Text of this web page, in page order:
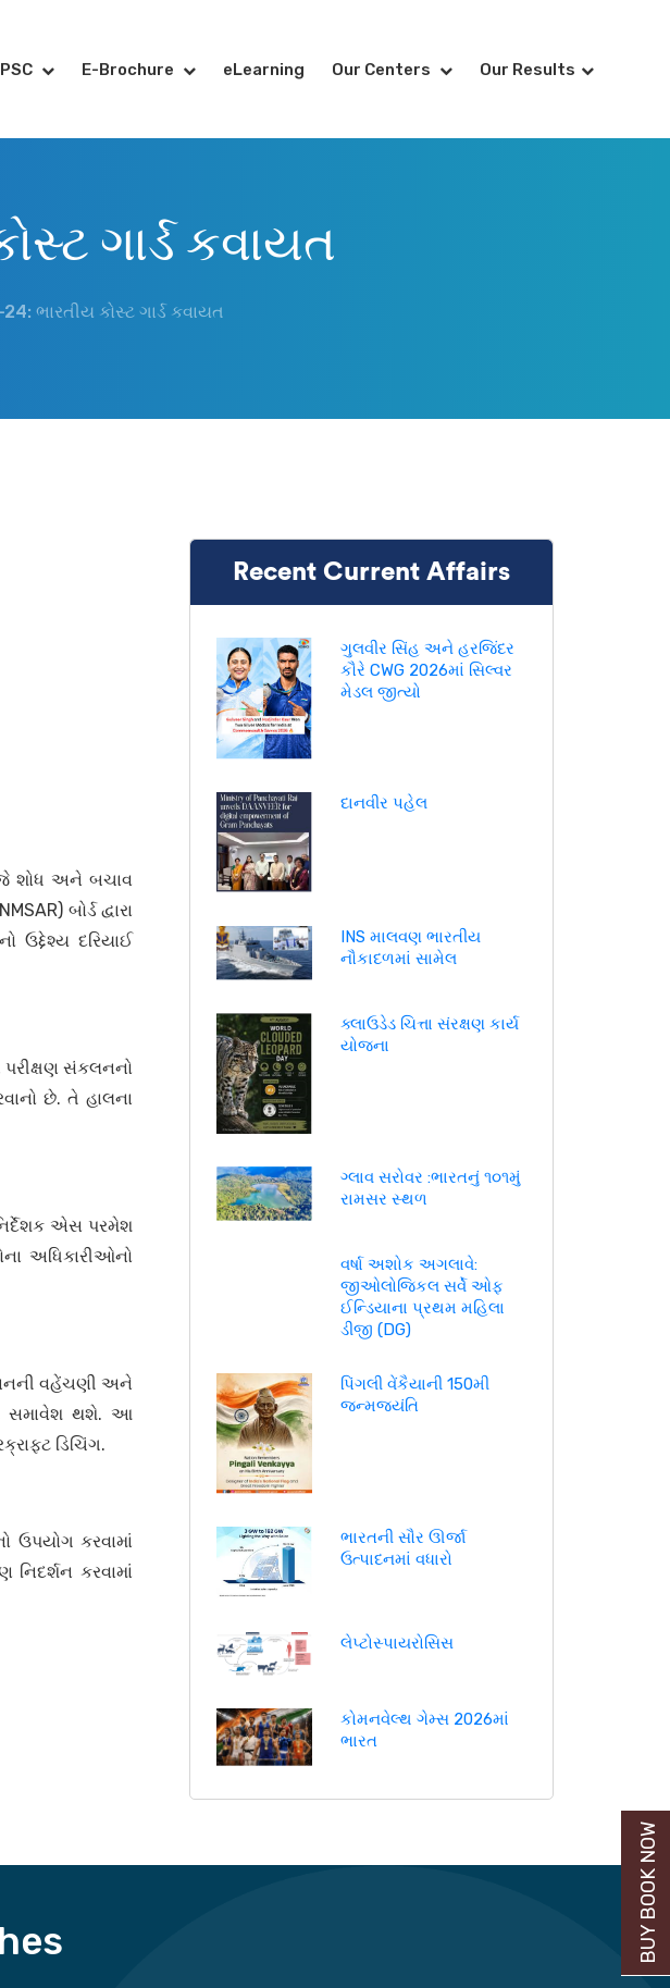
E-Brochure eLearning Our Centers Our Results
ગાર્ડ કવાયત
ભારતીય કોસ્ટ ગાર્ડ કવાયત
જે શોધ અને બચાવ
બોર્ડ દ્વારા
દરિયાઈ
સંકલનનો
છે. તે હાલના
એસ પરમેશ
અધિકારીઓનો
વહેંચણી અને
સમાવેશ થશે. આ
ડિચિંગ.
ઉપયોગ કરવામાં
કરવામાં
Recent Current Affairs
ગુલવીર સિંહ અને હરજિંદર
કૌરે CWG 2026માં સિલ્વર
મેડલ જીત્યો
દાનવીર પહેલ
INS માલવણ ભારતીય
નૌકાદળમાં સામેલ
ક્લાઉડેડ ચિત્તા સંરક્ષણ કાર્ય
યોજના
ગ્લાવ સરોવર :ભારતનું ૧૦૧મું
રામસર સ્થળ
વર્ષા અશોક અગલાવે:
જીઓલોજિકલ સર્વે ઓફ
ઈન્ડિયાના પ્રથમ મહિલા
ડીજી (DG)
પિંગલી વેંકૈયાની 150મી
જન્મજયંતિ
ભારતની સૌર ઊર્જા
ઉત્પાદનમાં વધારો
લેપ્ટોસ્પાયરોસિસ
કોમનવેલ્થ ગેમ્સ 2026માં
ભારત
BUY BOOK NOW